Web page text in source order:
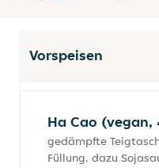
Vorspeisen
Ha Cao (vegan,
gedämpfte
Füllung, dazu